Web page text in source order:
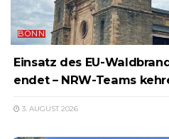
BONN
Einsatz des EU-
endet – NRW-Teams
3. AUGUST 2026